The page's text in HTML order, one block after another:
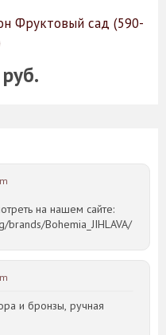
Фруктовый сад (590-
на нашем сайте:
Bohemia_JIHLAVA/
и бронзы, ручная